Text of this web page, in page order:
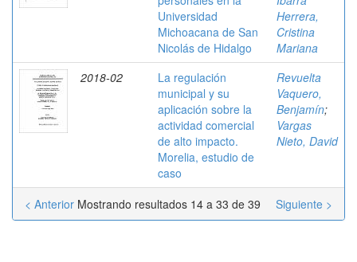
Universidad
Michoacana de San
Nicolás de Hidalgo
Herrera,
Cristina
Mariana
2018-02
La regulación
municipal y su
aplicación sobre la
actividad comercial
de alto impacto.
Morelia, estudio de
caso
Revuelta
Vaquero,
Benjamín;
Vargas
Nieto, David
Mostrando resultados 14 a 33 de 39
< Anterior Siguiente >